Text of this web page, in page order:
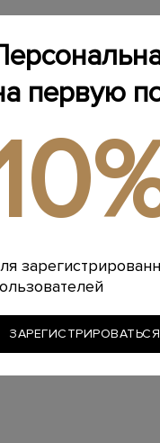
первую
ЗАРЕГИСТРИРОВАТЬСЯ